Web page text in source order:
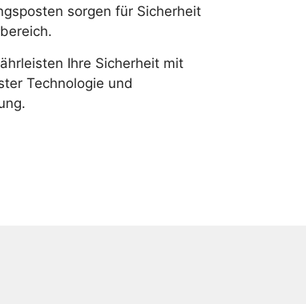
sorgen für Sicherheit
Ihre Sicherheit mit
Technologie und